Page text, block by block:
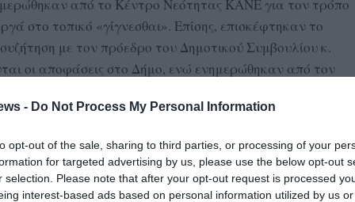
- Do Not Process My Personal Information
opt-out of the sale, sharing to third parties, or processing of your
for targeted advertising by us, please use the below opt-out
selection. Please note that after your opt-out request is processed
interest-based ads based on personal information utilized by us
από το Κέντρο Νεότητας ΚΑΝΕ για τον τρόπο
στο τοπικό «γίγνεσθαι». Επίσης, επισκέφτηκαν το
με τον πρόεδρο του Δημοτικού Συμβουλίου κ.
οι αποφάσεις στο Δήμο, ενώ ενημερώθηκαν από τον
για την Ευρωπαϊκή Αποστολή των 100 κλιματικά
πόλης.
26 Απριλίου 12 μαθητές και δύο συνοδοί καθηγητές
– San Juan Batista, με έδρα τη Μαδρίτη, φιλοξενήθηκαν
σχολείου. Υλοποιώντας τη θεματική του προγράμματος